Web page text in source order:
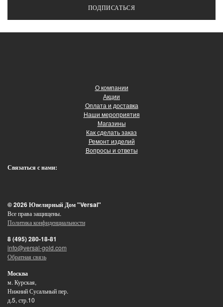
О компании
Акции
Оплата и доставка
Наши мероприятия
Магазины
Как сделать заказ
Ремонт изделий
Вопросы и ответы
Связаться с нами:
© 2026 Ювелирный Дом "Versal"
Все права защищены.
Политика конфиденциальности
8 (495) 280-18-81
info@versal-gold.com
Обратная связь
Москва
м. Курская,
Нижний Сусальный пер.
д.5, стр.10